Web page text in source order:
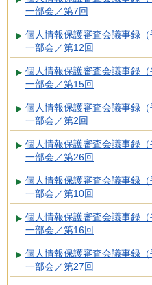
一部会／第7回
個人情報保護審査会議事録
一部会／第12回
個人情報保護審査会議事録
一部会／第15回
個人情報保護審査会議事録
一部会／第2回
個人情報保護審査会議事録
一部会／第26回
個人情報保護審査会議事録
一部会／第10回
個人情報保護審査会議事録
一部会／第16回
個人情報保護審査会議事録
一部会／第27回